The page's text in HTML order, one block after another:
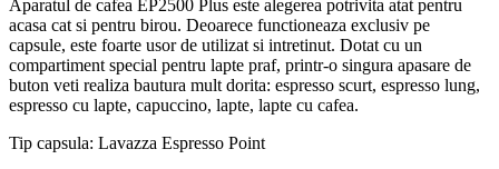
Aparatul de cafea EP2500 Plus este alegerea potrivita atat pentru
acasa cat si pentru birou. Deoarece functioneaza exclusiv pe
capsule, este foarte usor de utilizat si intretinut. Dotat cu un
compartiment special pentru lapte praf, printr-o singura apasare de
buton veti realiza bautura mult dorita: espresso scurt, espresso lung,
espresso cu lapte, capuccino, lapte, lapte cu cafea.
Tip capsula: Lavazza Espresso Point